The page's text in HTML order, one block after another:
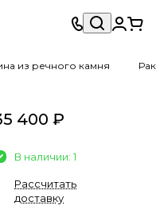
из речного камня
400 ₽
В наличии: 1
Рассчитать
доставку